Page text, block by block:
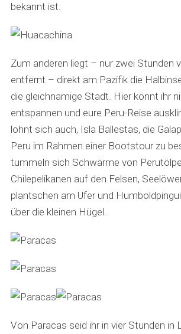
bekannt ist.
Zum anderen liegt – nur zwei Stunden
entfernt – direkt am Pazifik die
die gleichnamige Stadt. Hier könnt ihr
entspannen und eure Peru-Reise
lohnt sich auch, Isla Ballestas, die
Peru im Rahmen einer Bootstour zu
tummeln sich Schwärme von
Chilepelikanen auf den Felsen,
plantschen am Ufer und
über die kleinen Hügel.
Von Paracas seid ihr in vier Stunden in